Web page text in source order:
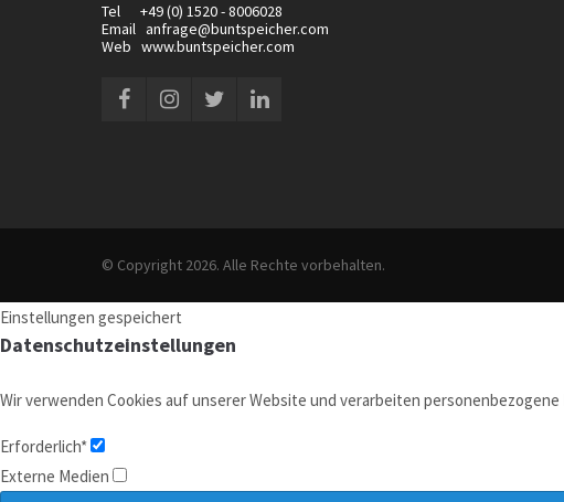
Tel +49 (0) 1520 - 8006028
Email anfrage@buntspeicher.com
Web www.buntspeicher.com
© Copyright 2026. Alle Rechte vorbehalten.
Einstellungen gespeichert
Datenschutzeinstellungen
Wir verwenden Cookies auf unserer Website und verarbeiten
Erforderlich*
Externe Medien